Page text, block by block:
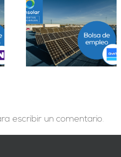
en
Prácticas
Departamento
Ingeniería B2B en
Sevilla
escribir un comentario.